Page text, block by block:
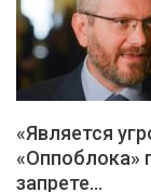
«Является
«Оппоблока»
запрете…